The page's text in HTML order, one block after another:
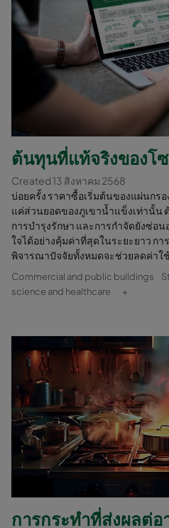
ต้นทุนที่แท้จริงของโ
Created 13 สิงหาคม 2568
บ่อยครั้ง ราคาซื้อเริ่มต้นของแผ่นกรอ
แค่ส่วนยอดของภูเขาน้ำแข็งเท่านั้น
การบำรุงรักษา และการกำจัดยังซ่อ
ใจได้อย่างคุ้มค่าที่สุดในระยะยาว ก
พิจารณาปัจจัยทั้งหมดจะช่วยลดค่าใ
Commercial and public buildings
science and healthcare
+
การกระทำที่ส่งผลต่